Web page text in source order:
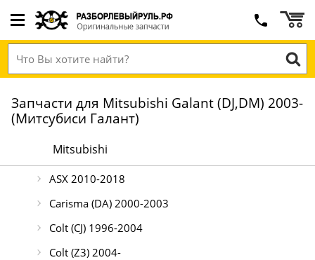
Запчасти для Mitsubishi Galant (DJ,DM) 2003-
(Митсубиси Галант)
Mitsubishi
ASX 2010-2018
Carisma (DA) 2000-2003
Colt (CJ) 1996-2004
Colt (Z3) 2004-